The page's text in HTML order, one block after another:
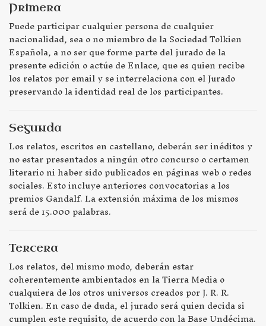
Primera
Puede participar cualquier persona de cualquier
nacionalidad, sea o no miembro de la Sociedad Tolkien
Española, a no ser que forme parte del jurado de la
presente edición o actúe de Enlace, que es quien recibe
los relatos por email y se interrelaciona con el Jurado
preservando la identidad real de los participantes.
Segunda
Los relatos, escritos en castellano, deberán ser inéditos y
no estar presentados a ningún otro concurso o certamen
literario ni haber sido publicados en páginas web o redes
sociales. Esto incluye anteriores convocatorias a los
premios Gandalf. La extensión máxima de los mismos
será de 15.000 palabras.
Tercera
Los relatos, del mismo modo, deberán estar
coherentemente ambientados en la Tierra Media o
cualquiera de los otros universos creados por J. R. R.
Tolkien. En caso de duda, el jurado será quien decida si
cumplen este requisito, de acuerdo con la Base Undécima.